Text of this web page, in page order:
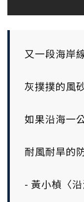
又一段海岸
灰撲撲的風
如果沿海一
耐風耐旱的
- 黃小楨〈沿